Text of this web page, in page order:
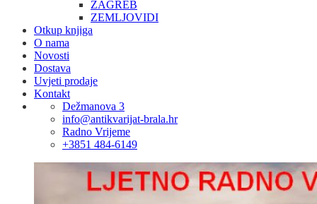
ZAGREB
ZEMLJOVIDI
Otkup knjiga
O nama
Novosti
Dostava
Uvjeti prodaje
Kontakt
Dežmanova 3
info@antikvarijat-brala.hr
Radno Vrijeme
+3851 484-6149